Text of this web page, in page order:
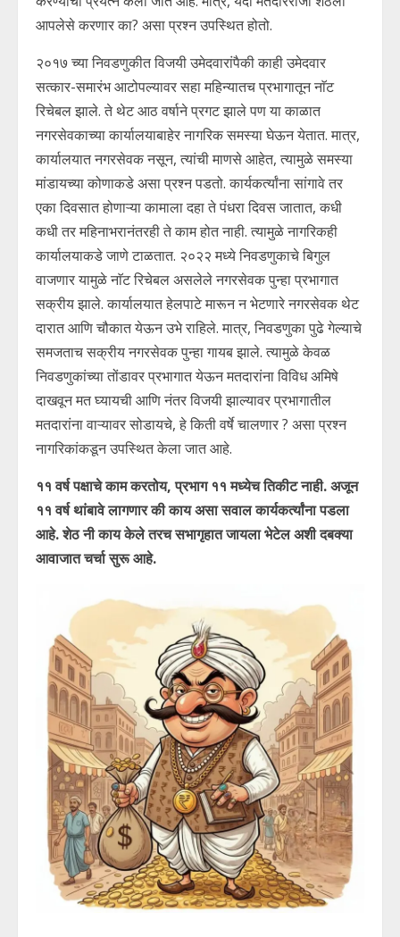
आपलेसे करणार का? असा प्रश्न उपस्थित होतो.
२०१७ च्या निवडणुकीत विजयी उमेदवारांपैकी काही उमेदवार
सत्कार-समारंभ आटोपल्यावर सहा महिन्यातच प्रभागातून नाॅट
रिचेबल झाले. ते थेट आठ वर्षाने प्रगट झाले पण या काळात
नगरसेवकाच्या कार्यालयाबाहेर नागरिक समस्या घेऊन येतात. मात्र,
कार्यालयात नगरसेवक नसून, त्यांची माणसे आहेत, त्यामुळे समस्या
मांडायच्या कोणाकडे असा प्रश्न पडतो. कार्यकर्त्यांना सांगावे तर
एका दिवसात होणाऱ्या कामाला दहा ते पंधरा दिवस जातात, कधी
कधी तर महिनाभरानंतरही ते काम होत नाही. त्यामुळे नागरिकही
कार्यालयाकडे जाणे टाळतात. २०२२ मध्ये निवडणुकाचे बिगुल
वाजणार यामुळे नाॅट रिचेबल असलेले नगरसेवक पुन्हा प्रभागात
सक्रीय झाले. कार्यालयात हेलपाटे मारून न भेटणारे नगरसेवक थेट
दारात आणि चौकात येऊन उभे राहिले. मात्र, निवडणुका पुढे गेल्याचे
समजताच सक्रीय नगरसेवक पुन्हा गायब झाले. त्यामुळे केवळ
निवडणुकांच्या तोंडावर प्रभागात येऊन मतदारांना विविध अमिषे
दाखवून मत घ्यायची आणि नंतर विजयी झाल्यावर प्रभागातील
मतदारांना वाऱ्यावर सोडायचे, हे किती वर्षे चालणार ? असा प्रश्न
नागरिकांकडून उपस्थित केला जात आहे.
११ वर्ष पक्षाचे काम करतोय, प्रभाग ११ मध्येच तिकीट नाही. अजून
११ वर्ष थांबावे लागणार की काय असा सवाल कार्यकर्त्यांना पडला
आहे. शेठ नी काय केले तरच सभागृहात जायला भेटेल अशी दबक्या
आवाजात चर्चा सुरू आहे.